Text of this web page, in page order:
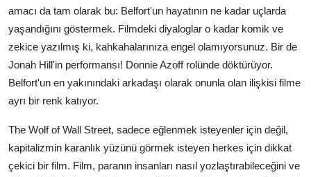
amacı da tam olarak bu: Belfort'un hayatının ne kadar uçlarda
yaşandığını göstermek. Filmdeki diyaloglar o kadar komik ve
zekice yazılmış ki, kahkahalarınıza engel olamıyorsunuz. Bir de
Jonah Hill'in performansı! Donnie Azoff rolünde döktürüyor.
Belfort'un en yakınındaki arkadaşı olarak onunla olan ilişkisi filme
ayrı bir renk katıyor.
The Wolf of Wall Street, sadece eğlenmek isteyenler için değil,
kapitalizmin karanlık yüzünü görmek isteyen herkes için dikkat
çekici bir film. Film, paranın insanları nasıl yozlaştırabileceğini ve